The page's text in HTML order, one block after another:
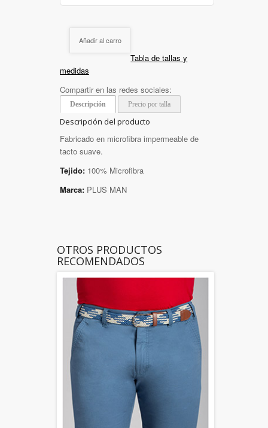
Añadir al carro
Tabla de tallas y
medidas
Compartir en las redes sociales:
Descripción Precio por talla
Descripción del producto
Fabricado en microfibra impermeable de
tacto suave.
Tejido: 100% Microfibra
Marca: PLUS MAN
OTROS PRODUCTOS
RECOMENDADOS